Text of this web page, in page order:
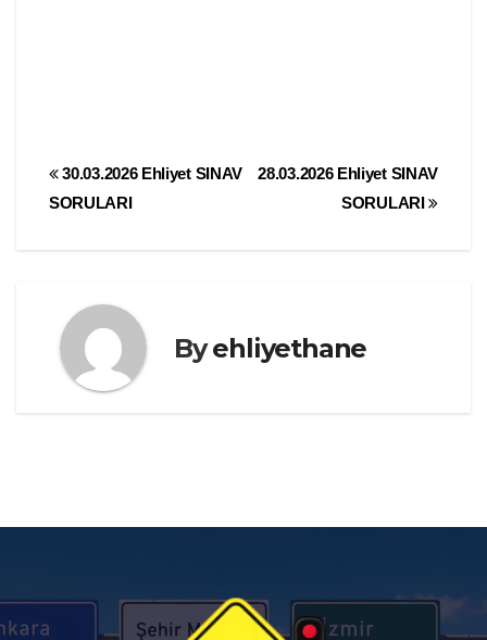
Yazı
28.03.2026 Ehliyet SINAV
SORULARI
30.03.2026 Ehliyet SINAV
SORULARI
Byehliyethane